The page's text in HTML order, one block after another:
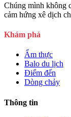
Chúng mình không
cảm hứng xê dịch
Khám phá
Ẩm thực
Balo du lịch
Điểm đến
Dòng chảy
Thông tin